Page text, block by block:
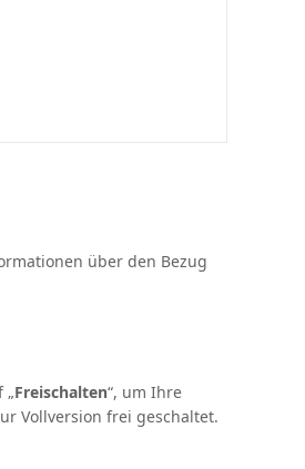
über den Bezug
„Freischalten“, um Ihre
Vollversion frei geschaltet.